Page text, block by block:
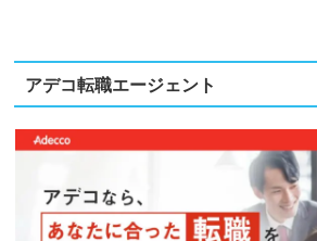
アデコ転職エージェント